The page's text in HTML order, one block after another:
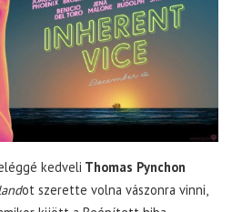
kedveli Thomas Pynchon
ot szerette volna vászonra vinni,